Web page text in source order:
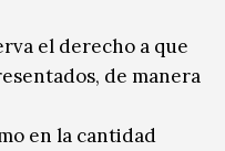
el derecho a que
de manera
en la cantidad